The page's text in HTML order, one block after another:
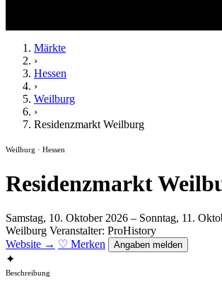
Märkte
›
Hessen
›
Weilburg
›
Residenzmarkt Weilburg
Weilburg · Hessen
Residenzmarkt
Samstag, 10. Oktober 2026 – Sonntag, 11.
Weilburg Veranstalter: ProHistory
Website → ♡ Merken Angaben melden
✦
Beschreibung